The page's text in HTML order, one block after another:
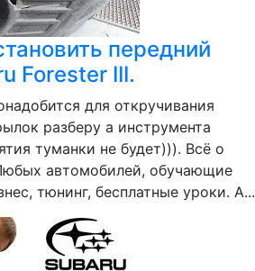
передний
Forester III.
для откручивания
разберу а инструмента
туманки не будет))). Всё о
автомобилей, обучающие
тюнинг, бесплатные уроки. А...